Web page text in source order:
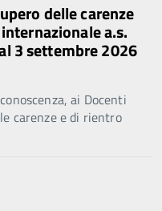
delle carenze
a.s.
3 settembre 2026
ai Docenti
carenze e di rientro